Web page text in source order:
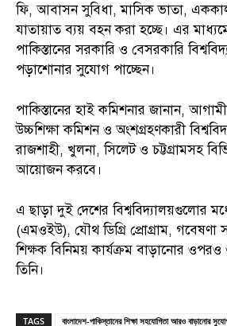
ফি, আবাসন সুবিধা, মাসিক ভাতা,
যাতায়াত ব্যয় বহন করা হচ্ছে। এর মাধ্যমে
পাকিস্তানের সরকারি ও বেসরকারি
পড়াশোনার সুযোগ পাচ্ছেন।
পাকিস্তানের হাই কমিশনার জানান, আগামী
উচ্চশিক্ষা কমিশন ও অংশগ্রহণকারী
রাজশাহী, খুলনা, সিলেট ও চট্টগ্রামসহ
আয়োজন করবে।
এ ছাড়া দুই দেশের বিশ্ববিদ্যালয়গুলোর
(এমওইউ), যৌথ ডিগ্রি প্রোগ্রাম, গবেষণা
শিক্ষক বিনিময় কার্যক্রম বাড়ানোর
তিনি।
TAGS বাংলাদেশ-পাকিস্তানের শিক্ষা সহযোগিতা আরও বাড়ানোর